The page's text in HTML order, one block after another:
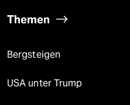
Themen
Bergsteigen
USA unter Trump